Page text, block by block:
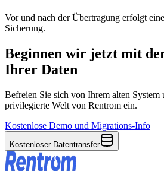
Vor und nach der Übertragung erfolgt
Sicherung.
Beginnen wir jetzt mit
Ihrer Daten
Befreien Sie sich von Ihrem alten System
privilegierte Welt von Rentrom ein.
Kostenlose Demo und Migrations-Info
Kostenloser Datentransfer